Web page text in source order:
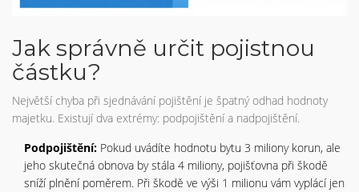
Jak správně určit pojistnou
částku?
Největší chyba při sjednávání pojištění je špatný odhad hodnoty
majetku. Existují dva extrémy: podpojištění a nadpojištění.
Podpojištění: Pokud uvádíte hodnotu bytu 3 miliony korun, ale
jeho skutečná obnova by stála 4 miliony, pojišťovna při škodě
sníží plnění poměrem. Při škodě ve výši 1 milionu vám vyplácí jen